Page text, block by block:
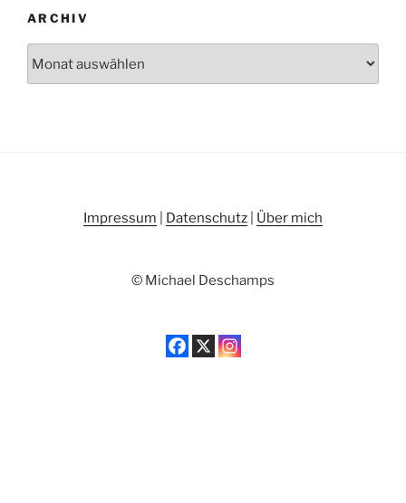
ARCHIV
Impressum Datenschutz Über mich
© Michael Deschamps